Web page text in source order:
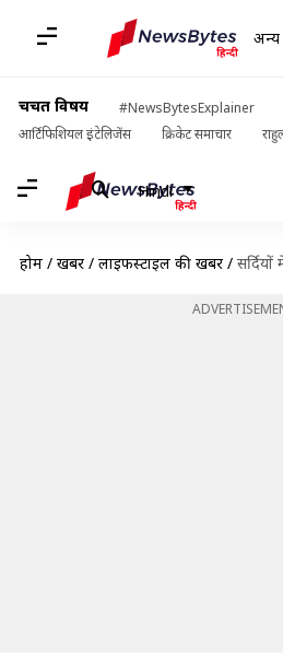
अन्य
चर्चित विषय #NewsBytesExplainer
आर्टिफिशियल इंटेलिजेंस
क्रिकेट समाचार
Hindi
होम / खबरें / लाइफस्टाइल की खबरें / सर्दियों में